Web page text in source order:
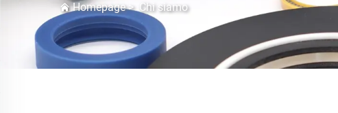
Homepage> Chi siamo